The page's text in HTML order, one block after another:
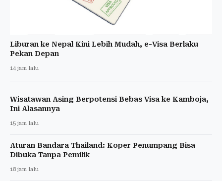
Liburan ke Nepal Kini Lebih Mudah, e-Visa Berlaku
Pekan Depan
14 jam lalu
Wisatawan Asing Berpotensi Bebas Visa ke Kamboja,
Ini Alasannya
15 jam lalu
Aturan Bandara Thailand: Koper Penumpang Bisa
Dibuka Tanpa Pemilik
18 jam lalu